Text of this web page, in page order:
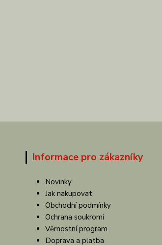
Informace pro zákazníky
Novinky
Jak nakupovat
Obchodní podmínky
Ochrana soukromí
Věrnostní program
Doprava a platba